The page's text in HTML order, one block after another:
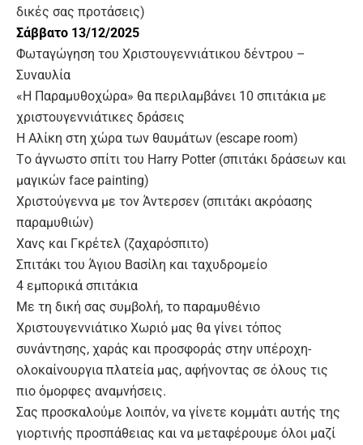
δικές σας προτάσεις)
Σάββατο 13/12/2025
Φωταγώγηση του Χριστουγεννιάτικου δέντρου –
Συναυλία
«Η Παραμυθοχώρα» θα περιλαμβάνει 10 σπιτάκια με
χριστουγεννιάτικες δράσεις
Η Αλίκη στη χώρα των θαυμάτων (escape room)
Tο άγνωστο σπίτι του Harry Potter (σπιτάκι δράσεων και
μαγικών face painting)
Χριστούγεννα με τον Άντερσεν (σπιτάκι ακρόασης
παραμυθιών)
Χανς και Γκρέτελ (ζαχαρόσπιτο)
Σπιτάκι του Άγιου Βασίλη και ταχυδρομείο
4 εμπορικά σπιτάκια
Με τη δική σας συμβολή, το παραμυθένιο
Χριστουγεννιάτικο Χωριό μας θα γίνει τόπος
συνάντησης, χαράς και προσφοράς στην υπέροχη-
ολοκαίνουργια πλατεία μας, αφήνοντας σε όλους τις
πιο όμορφες αναμνήσεις.
Σας προσκαλούμε λοιπόν, να γίνετε κομμάτι αυτής της
γιορτινής προσπάθειας και να μεταφέρουμε όλοι μαζί